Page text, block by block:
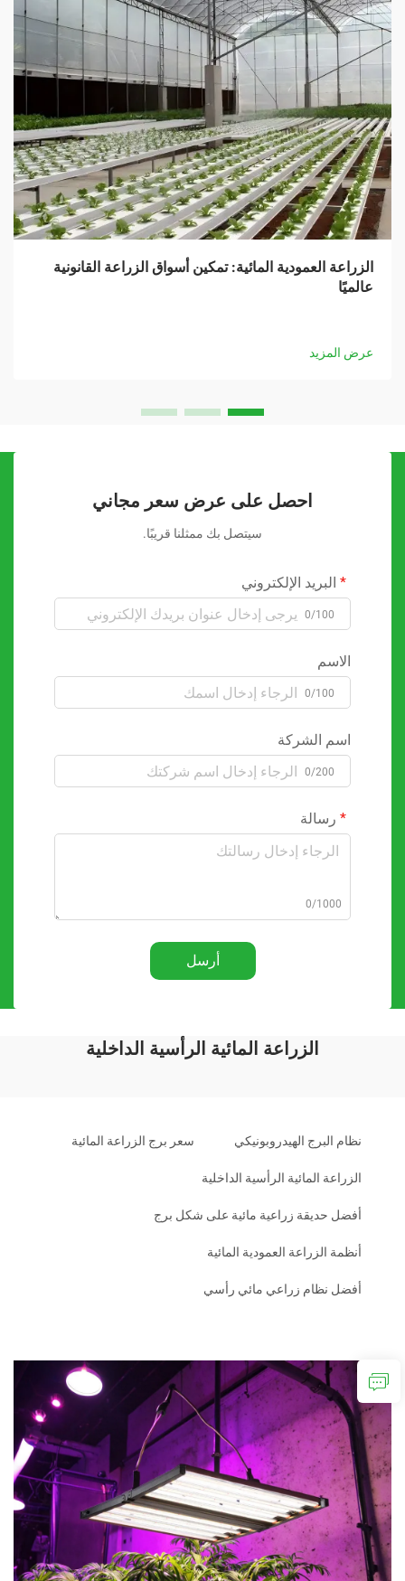
الزراعة العمودية المائية: تمكين أسواق الزراعة القانونية
عالميًا
عرض المزيد
احصل على عرض سعر مجاني
سيتصل بك ممثلنا قريبًا.
البريد الإلكتروني
0/100
الاسم
0/100
اسم الشركة
0/200
رسالة
0/1000
أرسل
الزراعة المائية الرأسية الداخلية
نظام البرج الهيدروبونيكي سعر برج الزراعة المائية
الزراعة المائية الرأسية الداخلية
أفضل حديقة زراعية مائية على شكل برج
أنظمة الزراعة العمودية المائية
أفضل نظام زراعي مائي رأسي